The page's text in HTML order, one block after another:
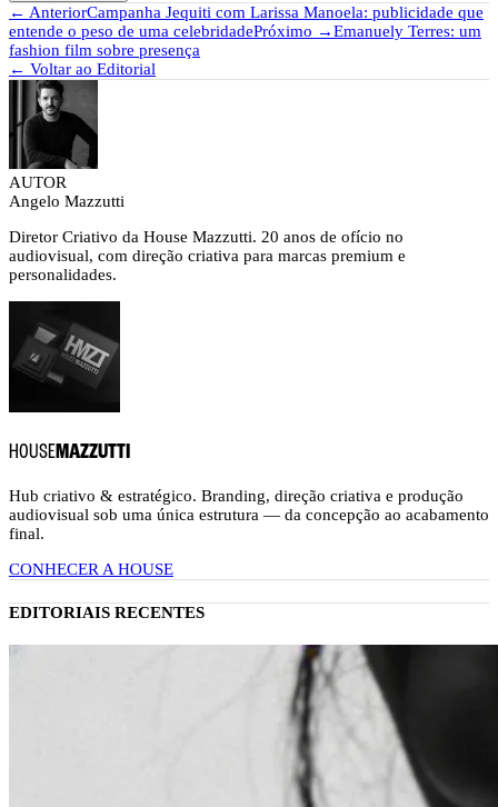
← AnteriorCampanha Jequiti com Larissa Manoela: publicidade que
entende o peso de uma celebridadePróximo →Emanuely Terres: um
fashion film sobre presença
← Voltar ao Editorial
AUTOR
Angelo Mazzutti
Diretor Criativo da House Mazzutti. 20 anos de ofício no
audiovisual, com direção criativa para marcas premium e
personalidades.
HOUSEMAZZUTTI
Hub criativo & estratégico. Branding, direção criativa e produção
audiovisual sob uma única estrutura — da concepção ao acabamento
final.
CONHECER A HOUSE
EDITORIAIS RECENTES